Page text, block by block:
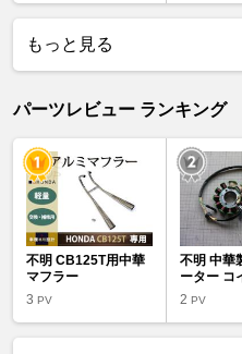
もっと見る
パーツレビュー ランキング
不明 CB125T用中華
マフラー
3 PV
不明 中華
ーター コ
2PV